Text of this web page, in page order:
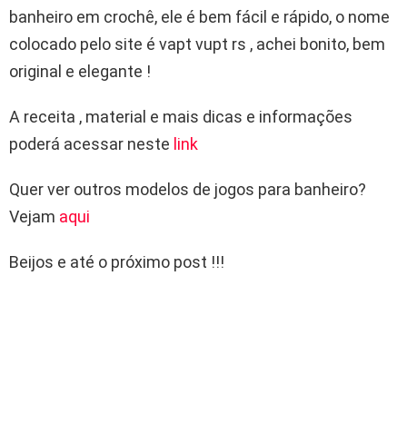
banheiro em crochê, ele é bem fácil e rápido, o nome
colocado pelo site é vapt vupt rs , achei bonito, bem
original e elegante !
A receita , material e mais dicas e informações
poderá acessar neste link
Quer ver outros modelos de jogos para banheiro?
Vejam aqui
Beijos e até o próximo post !!!